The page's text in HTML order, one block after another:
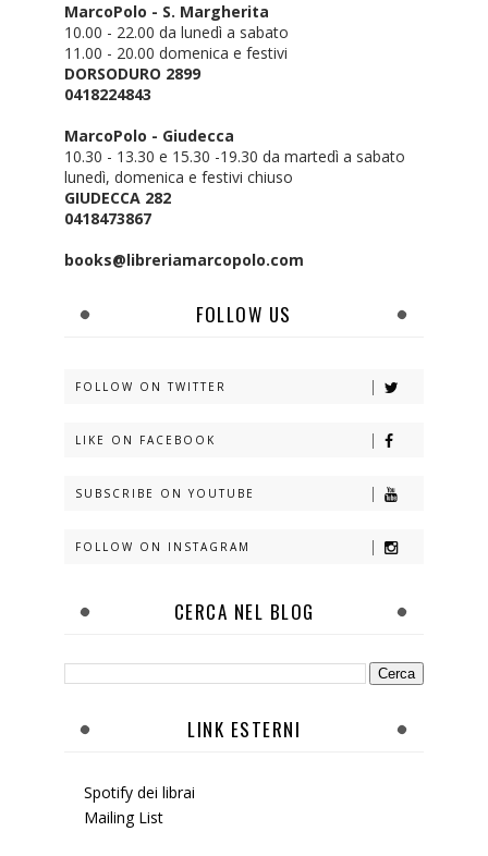
MarcoPolo - S. Margherita
10.00 - 22.00 da lunedì a sabato
11.00 - 20.00 domenica e festivi
DORSODURO 2899
0418224843
MarcoPolo - Giudecca
10.30 - 13.30 e 15.30 -19.30 da martedì a sabato
lunedì, domenica e festivi chiuso
GIUDECCA 282
0418473867
books@libreriamarcopolo.com
FOLLOW US
FOLLOW ON TWITTER
LIKE ON FACEBOOK
SUBSCRIBE ON YOUTUBE
FOLLOW ON INSTAGRAM
CERCA NEL BLOG
LINK ESTERNI
Spotify dei librai
Mailing List